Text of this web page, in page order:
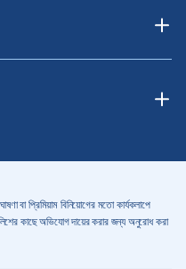
বা প্রিমিয়াম বিনিয়োগের মতো কার্যকলাপে
কাছে অভিযোগ দায়ের করার জন্য অনুরোধ করা